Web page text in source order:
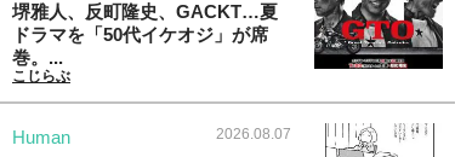
堺雅人、反町隆史、GACKT…夏
ドラマを「50代イケオジ」が席
巻。...
こじらぶ
Human 2026.08.07